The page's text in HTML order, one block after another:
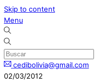
Skip to content
Menu
cedibolivia@gmail.com
02/03/2012